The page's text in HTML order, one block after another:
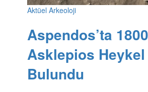
Aktüel Arkeoloji
Aspendos’ta
Asklepios
Bulundu